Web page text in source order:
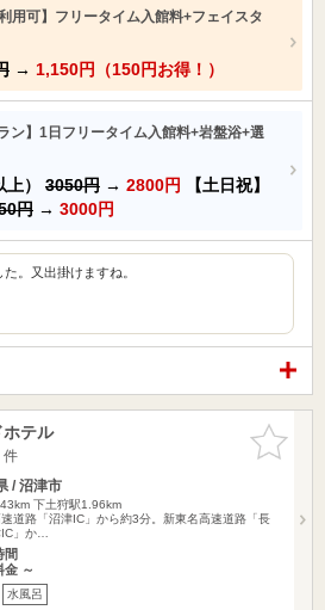
用可】フリータイム入館料+フェイスタ
→ 1,150円（150円お得！）
ン】1日フリータイム入館料+岩盤浴+選
上） 3050円 → 2800円
【土日祝】
円 → 3000円
。又出掛けますね。
お気に入
りに追加
テル
/ 沼津市
下土狩駅1.96km
道路「沼津IC」から約3分。新東名高速道路「長
」か…
間
金 ～
水風呂